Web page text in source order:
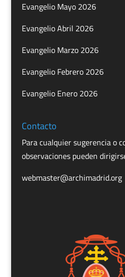
Evangelio Mayo 2026
Evangelio Abril 2026
Evangelio Marzo 2026
Evangelio Febrero 2026
Evangelio Enero 2026
Contacto
Para cualquier sugerencia o
observaciones pueden
webmaster@archimadrid.org